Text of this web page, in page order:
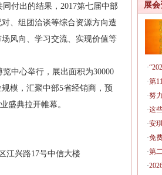
付出的结果，2017第七届中部
、组团洽谈等综合资源方向造
风向、学习交流、实现价值等
中心举行，展出面积为30000
模，汇聚中部5省经销商，预
盛典拉开帷幕。
江兴路17号中信大楼
展
·
·第
·努
·这
·安
·免
·第
·